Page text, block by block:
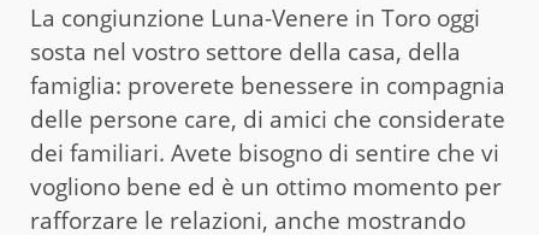
La congiunzione Luna-Venere in Toro oggi
sosta nel vostro settore della casa, della
famiglia: proverete benessere in compagnia
delle persone care, di amici che considerate
dei familiari. Avete bisogno di sentire che vi
vogliono bene ed è un ottimo momento per
rafforzare le relazioni, anche mostrando